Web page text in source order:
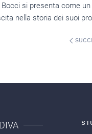
si presenta come
nella storia dei suoi